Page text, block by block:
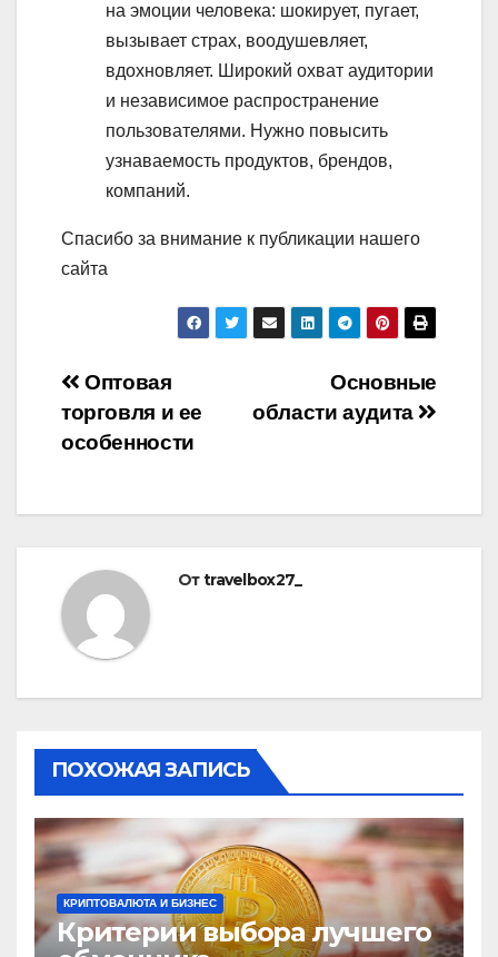
на эмоции человека: шокирует, пугает,
вызывает страх, воодушевляет,
вдохновляет. Широкий охват аудитории
и независимое распространение
пользователями. Нужно повысить
узнаваемость продуктов, брендов,
компаний.
Спасибо за внимание к публикации нашего
сайта
Навигация
по
Основные
области аудита
Оптовая
торговля и ее
особенности
Отtravelbox27_
ПОХОЖАЯ ЗАПИСЬ
КРИПТОВАЛЮТА И БИЗНЕС
Критерии выбора лучшего